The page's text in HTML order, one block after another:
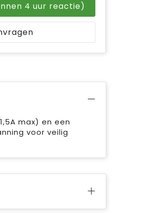
4 uur reactie)
max) en een
voor veilig